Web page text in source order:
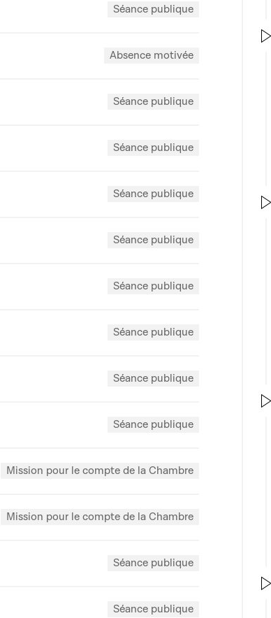
Séance publique
Absence motivée
Séance publique
Séance publique
Séance publique
Séance publique
Séance publique
Séance publique
Séance publique
Séance publique
Mission pour le compte de la Chambre
Mission pour le compte de la Chambre
Séance publique
Séance publique